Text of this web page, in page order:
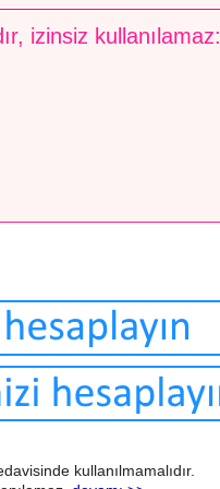
izinsiz kullanılamaz:
kullanılmamalıdır.